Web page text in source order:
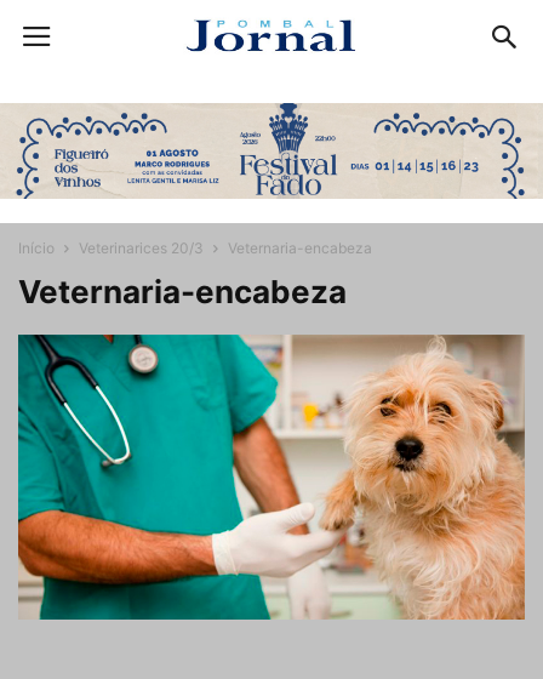
Início Veterinarices 20/3 Veternaria-encabeza
Veternaria-encabeza